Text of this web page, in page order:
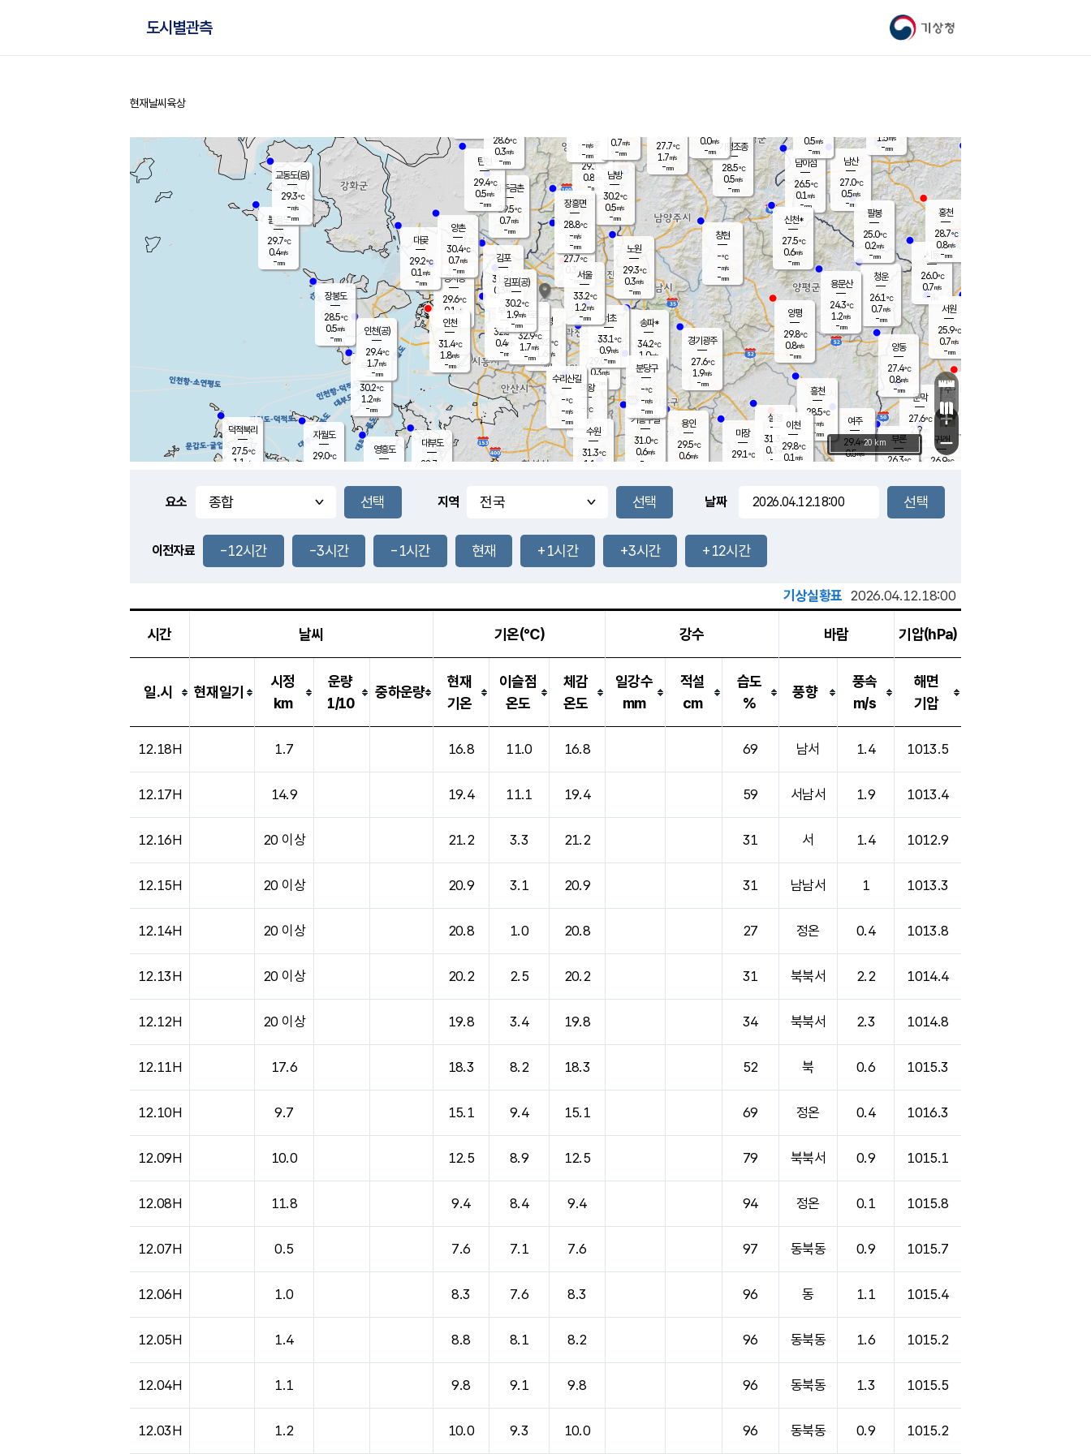
기상청
도시별관측
홈
현재날씨 육상
풍도
0.9m/s
문막
27.6℃
2.9m/s
mm
남이섬
26.5℃
0.1 m/s
-mm
무의도
30.2℃
1.2m/s
-mm
영흥도
볼음도
29.7℃
0.4m/s
-mm
자월도
29.0℃
양주
29.1℃
0.8
-mm
부론
26.3℃
과천
29.0℃
0.3m/s
- mm
남산
27.0℃
0.5m/s
-mm
장봉도
28.5℃
0.5m/s
-mm
-mm
청운
26.1℃
0.7m/s
-mm
팔봉
25.0℃
0.2m/s
-mm
-mm
용인
29.5℃
0.6m/s
여주
29.4℃
0.5m/s
양동
27.4℃
0.8m/s
-mm
경기광주
27.6℃
1.9m/s
-mm
장호원
0.5m/s
-mm
28.4
℃
대부도
28.7
-
경서동
29.6℃
0.1 m/s
-mm
파주금촌
29.5℃
0.7m/s
-mm
가평조종
28.5℃
0.5m/s
-mm
27.7℃
1.7m/s
-mm
대곶
29.2℃
0.1 m/s
-mm
신천*
27.5℃
0.6m/s
-mm
창현
-℃
-m/s
-mm
탄현
29.4℃
0.5m/s
-mm
0.0m/s
-mm
32.3℃
1.1m/s
-mm
흥천
28.5℃
-m/s
-mm
마장
29.1℃
의왕
- ℃
m/s
mm
김포
31.0℃
0.3 m/s
mm
설봉
31.3
0.3 m/s
- mm
광명
33.2 ℃
1.6 m/s
-mm
부천
32.5℃
0.4m/s
-mm
-mm
양촌
30.4℃
0.7m/s
-mm
구로
32.9℃
1.7m/s
-mm
은평
27.7℃
0.3 m/s
- mm
노원
29.3℃
0.3m/s
-mm
송파*
34.2℃
1.0m/s
-mm
서초
33.1℃
0.9m/s
-mm
남방
30.2℃
0.5m/s
-mm
기흥구갈
31.0℃
0.6m/s
-
수리산길
-℃
-m/s
-mm
분당구
-℃
-m/s
-mm
장흥면
28.8℃
-m/s
-mm
-m/s
-mm
시동
26.0℃
0.7m/s
- mm
귀래
26.9℃
서원
25.9℃
0.7m/s
-mm
용문산
24.3℃
1.2m/s
-mm
덕적북리
27.5℃
1.1 m/s
인천(공)
29.4℃
1.7m/s
-mm
김포(공)
30.2℃
1.9m/s
-mm
교동도(음)
29.3℃
-m/s
-mm
홍천
28.7℃
0.8m/s
-mm
이천
29.8℃
0.1 m/s
양평
29.8℃
0.8m/s
-mm
수원
31.3℃
1.1 m/s
인천
31.4℃
1.8m/s
-mm
서울
33.2℃
1.2m/s
-mm
1.5m/s
-mm
28.6℃
0.3m/s
-mm
0.7m/s
-mm
+
−
20 km
요소 지역 날짜
이전자료 -12시간 -3시간 -1시간 현재 +1시간 +3시간 +12시간
기상실황표 2026.04.12.18:00
시간 날씨 기온(℃) 강수 바람 기압(hPa)
일.시 현재일기
시정
km
운량
1/10
중하운량
현재
기온
이슬점
온도
체감
온도
일강수
mm
적설
cm
습도
%
풍향
풍속
m/s
해면
기압
12.18H 1.7 16.8 11.0 16.8 69 남서 1.4 1013.5
12.17H 14.9 19.4 11.1 19.4 59 서남서 1.9 1013.4
12.16H 20 이상 21.2 3.3 21.2 31 서 1.4 1012.9
12.15H 20 이상 20.9 3.1 20.9 31 남남서 1 1013.3
12.14H 20 이상 20.8 1.0 20.8 27 정온 0.4 1013.8
12.13H 20 이상 20.2 2.5 20.2 31 북북서 2.2 1014.4
12.12H 20 이상 19.8 3.4 19.8 34 북북서 2.3 1014.8
12.11H 17.6 18.3 8.2 18.3 52 북 0.6 1015.3
12.10H 9.7 15.1 9.4 15.1 69 정온 0.4 1016.3
12.09H 10.0 12.5 8.9 12.5 79 북북서 0.9 1015.1
12.08H 11.8 9.4 8.4 9.4 94 정온 0.1 1015.8
12.07H 0.5 7.6 7.1 7.6 97 동북동 0.9 1015.7
12.06H 1.0 8.3 7.6 8.3 96 동 1.1 1015.4
12.05H 1.4 8.8 8.1 8.2 96 동북동 1.6 1015.2
12.04H 1.1 9.8 9.1 9.8 96 동북동 1.3 1015.5
12.03H 1.2 10.0 9.3 10.0 96 동북동 0.9 1015.2